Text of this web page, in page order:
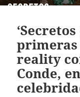
primeras
reality
Conde,